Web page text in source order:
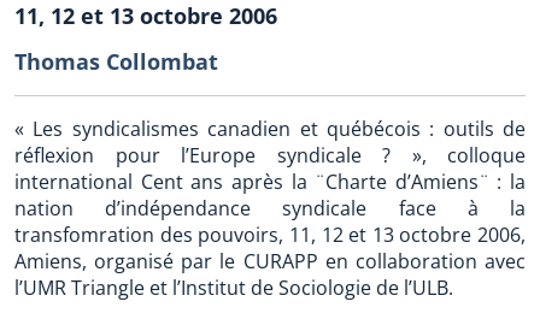
11, 12 et 13 octobre 2006
Thomas Collombat
« Les syndicalismes canadien et québécois : outils de
réflexion pour l’Europe syndicale ? », colloque
international Cent ans après la ¨Charte d’Amiens¨ : la
nation d’indépendance syndicale face à la
transfomration des pouvoirs, 11, 12 et 13 octobre 2006,
Amiens, organisé par le CURAPP en collaboration avec
l’UMR Triangle et l’Institut de Sociologie de l’ULB.